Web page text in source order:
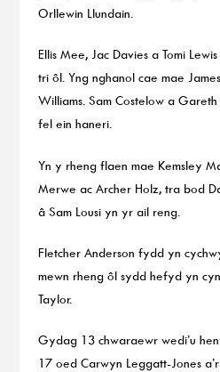
Orllewin Llundain.
Ellis Mee, Jac Davies a Tomi
tri ôl. Yng nghanol cae mae
Williams. Sam Costelow a
fel ein haneri.
Yn y rheng flaen mae Kemsley
Merwe ac Archer Holz, tra bod
â Sam Lousi yn yr ail reng.
Fletcher Anderson fydd yn
mewn rheng ôl sydd hefyd yn
Taylor.
Gydag 13 chwaraewr wedi’u
17 oed Carwyn Leggatt-Jones